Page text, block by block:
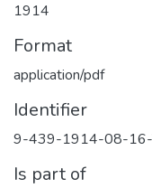
1914
Format
application/pdf
Identifier
9-439-1914-08-
Is part of